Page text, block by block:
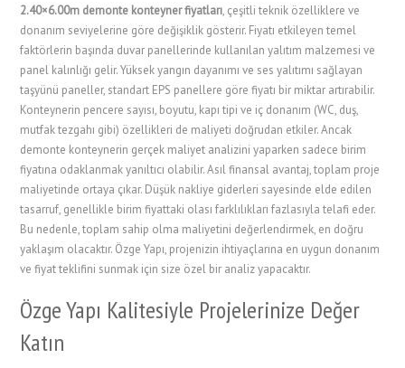
2.40×6.00m demonte konteyner fiyatları, çeşitli teknik özelliklere ve
donanım seviyelerine göre değişiklik gösterir. Fiyatı etkileyen temel
faktörlerin başında duvar panellerinde kullanılan yalıtım malzemesi ve
panel kalınlığı gelir. Yüksek yangın dayanımı ve ses yalıtımı sağlayan
taşyünü paneller, standart EPS panellere göre fiyatı bir miktar artırabilir.
Konteynerin pencere sayısı, boyutu, kapı tipi ve iç donanım (WC, duş,
mutfak tezgahı gibi) özellikleri de maliyeti doğrudan etkiler. Ancak
demonte konteynerin gerçek maliyet analizini yaparken sadece birim
fiyatına odaklanmak yanıltıcı olabilir. Asıl finansal avantaj, toplam proje
maliyetinde ortaya çıkar. Düşük nakliye giderleri sayesinde elde edilen
tasarruf, genellikle birim fiyattaki olası farklılıkları fazlasıyla telafi eder.
Bu nedenle, toplam sahip olma maliyetini değerlendirmek, en doğru
yaklaşım olacaktır. Özge Yapı, projenizin ihtiyaçlarına en uygun donanım
ve fiyat teklifini sunmak için size özel bir analiz yapacaktır.
Özge Yapı Kalitesiyle Projelerinize Değer
Katın